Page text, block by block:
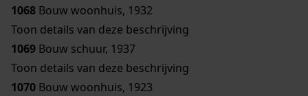
1068 Bouw woonhuis, 1932
Toon details van deze beschrijving
1069 Bouw schuur, 1937
Toon details van deze beschrijving
1070 Bouw woonhuis, 1923